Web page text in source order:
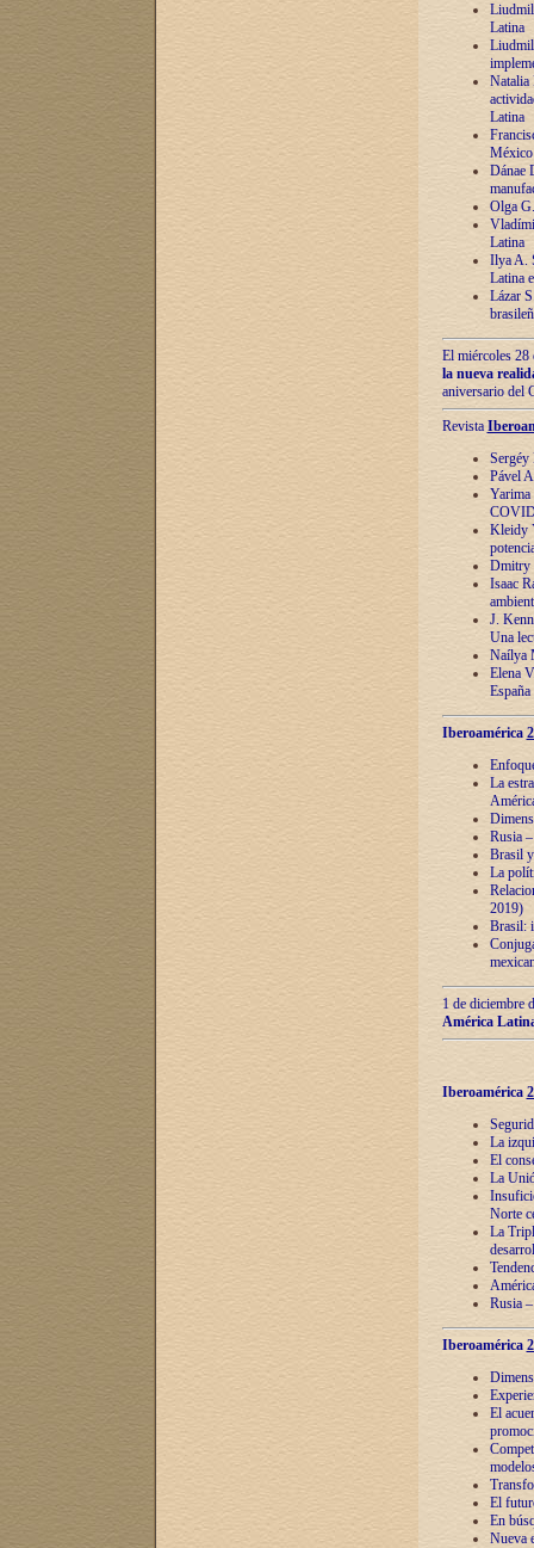
Latina
Natalia
Latina
México
Dánae
Olga
Latina
Ilya A.
Latina
Lázar
El miércoles 28
la nueva
aniversario del
Revista
Sergéy
Pável
Yarima
Kleidy
Dmitry
Isaac
J.
Una
Naílya
Elena
España
Iberoamérica
La
Rusia
Brasil
La
2019)
Brasil:
1 de diciembre
América
Iberoamérica
La
El
La
Norte
La
Rusia
Iberoamérica
El
El
En
Nueva